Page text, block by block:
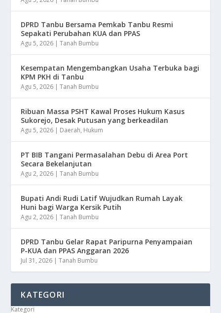
DPRD Tanbu Bersama Pemkab Tanbu Resmi
Sepakati Perubahan KUA dan PPAS
Agu 5, 2026 |Tanah Bumbu
Kesempatan Mengembangkan Usaha Terbuka bagi
KPM PKH di Tanbu
Agu 5, 2026 |Tanah Bumbu
Ribuan Massa PSHT Kawal Proses Hukum Kasus
Sukorejo, Desak Putusan yang berkeadilan
Agu 5, 2026 Daerah, Hukum
PT BIB Tangani Permasalahan Debu di Area Port
Secara Bekelanjutan
Agu 2, 2026 |Tanah Bumbu
Bupati Andi Rudi Latif Wujudkan Rumah Layak
Huni bagi Warga Kersik Putih
Agu 2, 2026 |Tanah Bumbu
DPRD Tanbu Gelar Rapat Paripurna Penyampaian
P-KUA dan PPAS Anggaran 2026
Jul 31, 2026 |Tanah Bumbu
KATEGORI
Kategori